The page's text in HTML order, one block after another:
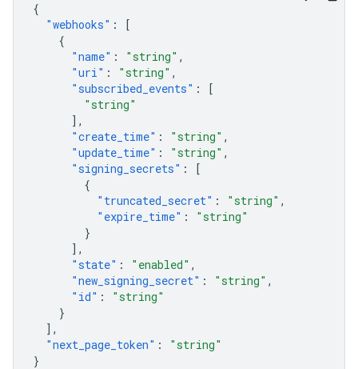
{
"webhooks" :
[
{
"name" : "string" ,
"uri" : "string" ,
"subscribed_events" :
[
"string"
],
"create_time" : "string" ,
"update_time" : "string" ,
"signing_secrets" :
[
{
"truncated_secret" : "string" ,
"expire_time" :
"string"
}
],
"state" : "enabled" ,
"new_signing_secret" : "string" ,
"id" :
"string"
}
],
"next_page_token" :
"string"
}